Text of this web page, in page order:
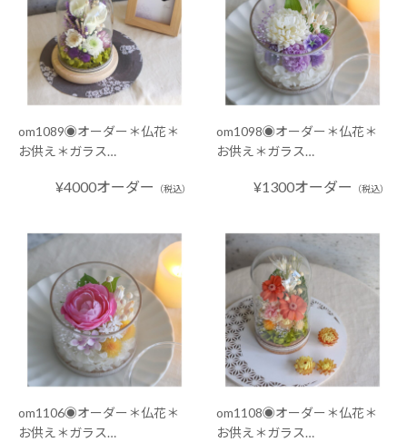
om1089◉オーダー＊仏花＊
お供え＊ガラス…
¥4000オーダー （税込）
om1098◉オーダー＊仏花＊
お供え＊ガラス…
¥1300オーダー （税込）
om1106◉オーダー＊仏花＊
お供え＊ガラス…
om1108◉オーダー＊仏花＊
お供え＊ガラス…